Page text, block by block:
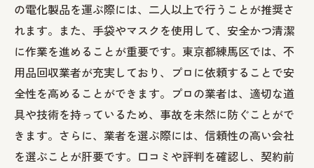
の電化製品を運ぶ際には、二人以上で行うことが推奨さ
れます。また、手袋やマスクを使用して、安全かつ清潔
に作業を進めることが重要です。東京都練馬区では、不
用品回収業者が充実しており、プロに依頼することで安
全性を高めることができます。プロの業者は、適切な道
具や技術を持っているため、事故を未然に防ぐことがで
きます。さらに、業者を選ぶ際には、信頼性の高い会社
を選ぶことが肝要です。口コミや評判を確認し、契約前